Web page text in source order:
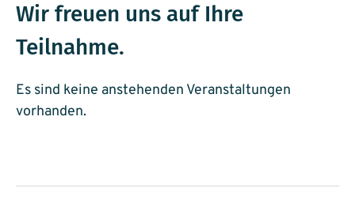
Wir freuen uns auf Ihre
Teilnahme.
Es sind keine anstehenden Veranstaltungen
vorhanden.